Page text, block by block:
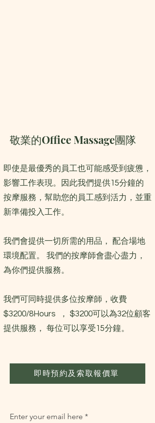
敬業的Office Massage團隊
即使是最優秀的員工也可能感受到疲憊，
影響工作表現。因此我們提供15分鐘的
按摩服務，幫助您的員工感到活力，並重
新準備投入工作。
我們會提供一切所需的用品， 配合場地
環境配置。 我們的按摩師會盡心盡力，
為你們提供服務。
我們可同時提供多位按摩師，收費
$3200/8Hours ， $3200可以為32位顧客
提供服務， 每位可以享受15分鐘。
即時預約及索取報價單
Enter your email here